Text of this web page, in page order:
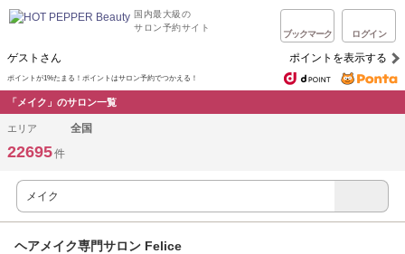
国内最大級の
サロン予約サイト
ブックマーク ログイン
ゲストさん ポイントを表示する
ポイントが1%たまる！ポイントはサロン予約でつかえる！
「メイク」のサロン一覧
エリア 全国
22695件
ヘアメイク専門サロン Felice